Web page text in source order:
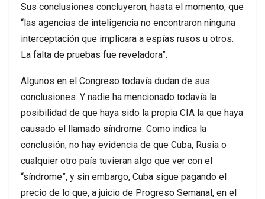
Sus conclusiones concluyeron, hasta el momento, que
“las agencias de inteligencia no encontraron ninguna
interceptación que implicara a espías rusos u otros.
La falta de pruebas fue reveladora”.
Algunos en el Congreso todavía dudan de sus
conclusiones. Y nadie ha mencionado todavía la
posibilidad de que haya sido la propia CIA la que haya
causado el llamado síndrome. Como indica la
conclusión, no hay evidencia de que Cuba, Rusia o
cualquier otro país tuvieran algo que ver con el
“síndrome”, y sin embargo, Cuba sigue pagando el
precio de lo que, a juicio de Progreso Semanal, en el